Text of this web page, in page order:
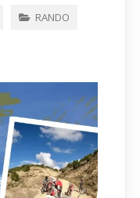
RANDO